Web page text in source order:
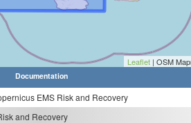
Leaflet| OSM
Documentation
EMS Risk and Recovery
and Recovery